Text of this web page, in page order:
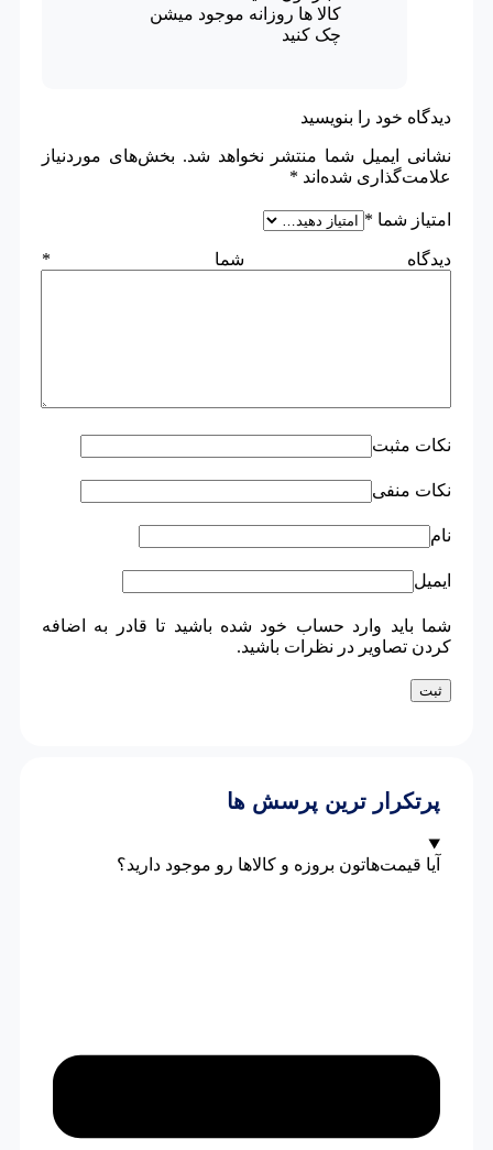
کالا ها روزانه موجود میشن
چک کنید
دیدگاه خود را بنویسید
نشانی ایمیل شما منتشر نخواهد شد. بخش‌های موردنیاز
علامت‌گذاری شده‌اند *
امتیاز شما *
دیدگاه شما *
نکات مثبت
نکات منفی
نام
ایمیل
شما باید وارد حساب خود شده باشید تا قادر به اضافه
کردن تصاویر در نظرات باشید.
پرتکرار ترین پرسش ها
آیا قیمت‌هاتون بروزه و کالاها رو موجود دارید؟